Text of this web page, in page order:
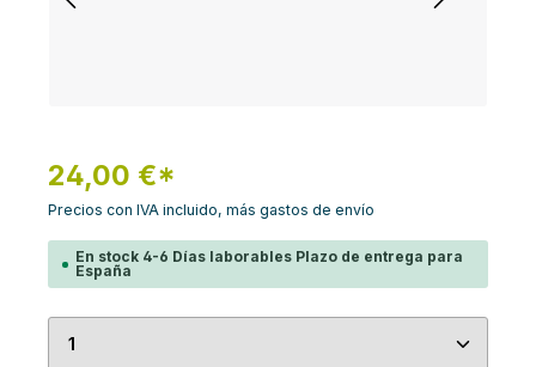
24,00 €*
Precios con IVA incluido, más gastos de envío
En stock 4-6 Días laborables Plazo de entrega para
España
Cantidad del producto: introduce la cantidad